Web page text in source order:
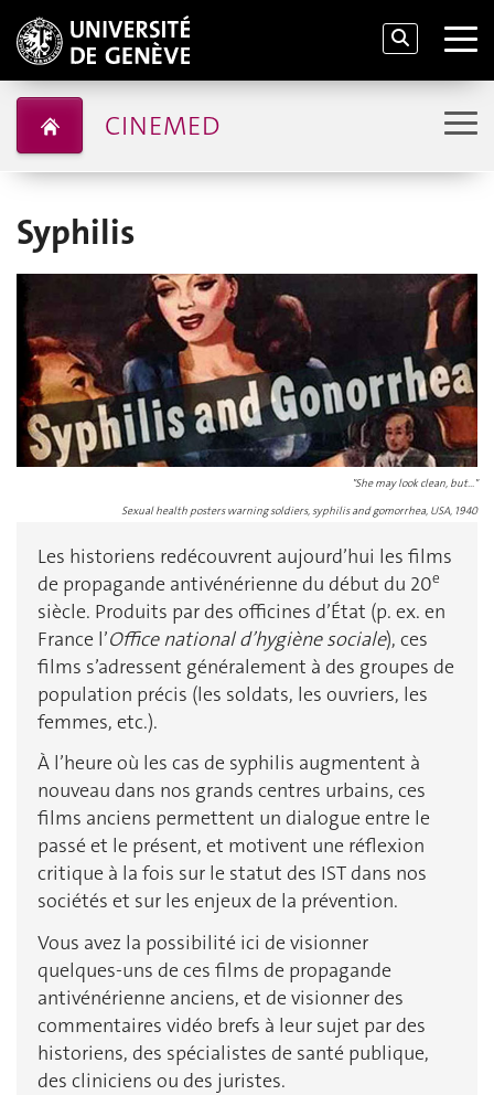
CINEMED
Syphilis
"She may look clean, but..."
Sexual health posters warning soldiers, syphilis and gomorrhea, USA, 1940
Les historiens redécouvrent aujourd’hui les films
de propagande antivénérienne du début du 20e
siècle. Produits par des officines d’État (p. ex. en
France l’Office national d’hygiène sociale), ces
films s’adressent généralement à des groupes de
population précis (les soldats, les ouvriers, les
femmes, etc.).
À l’heure où les cas de syphilis augmentent à
nouveau dans nos grands centres urbains, ces
films anciens permettent un dialogue entre le
passé et le présent, et motivent une réflexion
critique à la fois sur le statut des IST dans nos
sociétés et sur les enjeux de la prévention.
Vous avez la possibilité ici de visionner
quelques-uns de ces films de propagande
antivénérienne anciens, et de visionner des
commentaires vidéo brefs à leur sujet par des
historiens, des spécialistes de santé publique,
des cliniciens ou des juristes.